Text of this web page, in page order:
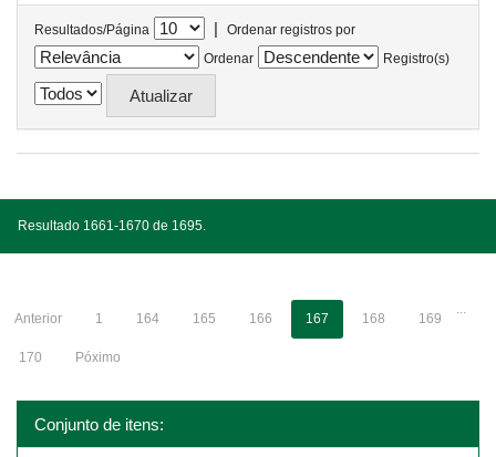
Resultados/Página |
Ordenar registros por
Ordenar
Registro(s)
Resultado 1661-1670 de 1695.
Anterior 1
...
164 165 166 167 168 169
170 Póximo
Conjunto de itens: